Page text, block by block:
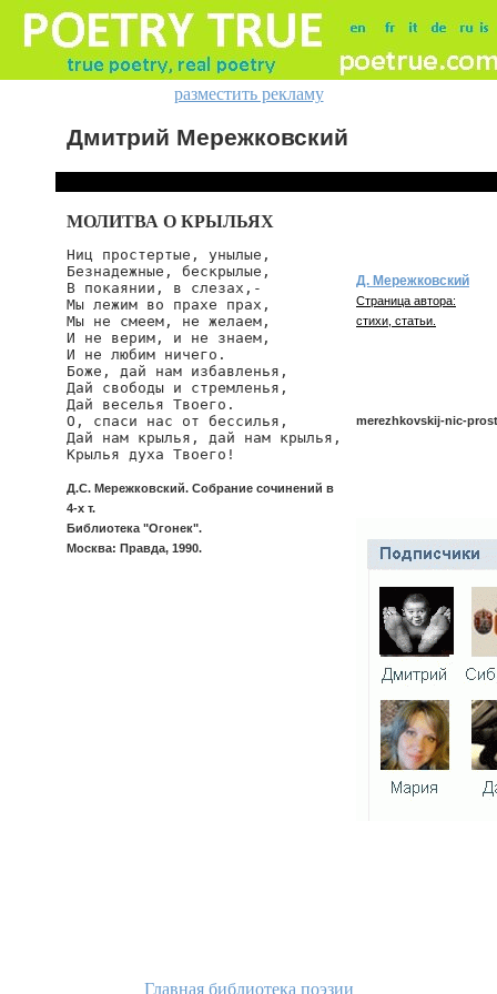
разместить рекламу
Дмитрий Мережковский
МОЛИТВА О КРЫЛЬЯХ
Ниц простертые, унылые,
Безнадежные, бескрылые,
В покаянии, в слезах,-
Мы лежим во прахе прах,
Мы не смеем, не желаем,
И не верим, и не знаем,
И не любим ничего.
Боже, дай нам избавленья,
Дай свободы и стремленья,
Дай веселья Твоего.
О, спаси нас от бессилья,
Дай нам крылья, дай нам крылья,
Крылья духа Твоего!
Д.С. Мережковский. Собрание сочинений в
4-х т.
Библиотека "Огонек".
Москва: Правда, 1990.
Д. Мережковский
Страница автора:
стихи, статьи.
merezhkovskij-nic-
Главная библиотека поэзии